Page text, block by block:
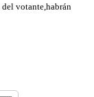
votante,habrán